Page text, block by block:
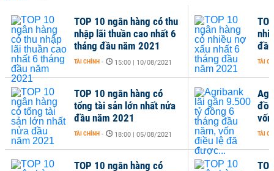
TOP 10 ngân hàng có thu
nhập lãi thuần cao nhất 6
tháng đầu năm 2021
TÀI CHÍNH - 15:00 | 10/08/2021
TOP 10 ngân hàng có
tổng tài sản lớn nhất nửa
đầu năm 2021
TÀI CHÍNH - 18:00 | 05/08/2021
TOP 10 ngân hàng có
TÀI
TÀI